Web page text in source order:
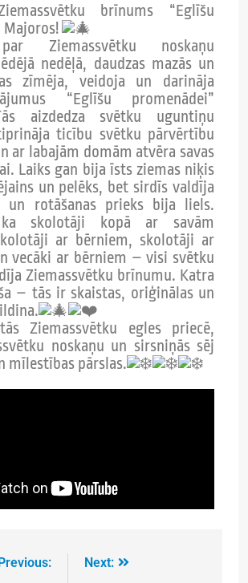
brīnums “Eglīšu
Majoros!
Ziemassvētku noskaņu
nedēļā, daudzas mazās un
zīmēja, veidoja un darināja
“Eglīšu promenādei”
aizdedza svētku uguntiņu
ticību svētku pārvērtību
ar labajām domām atvēra savas
Laiks gan bija īsts ziemas niķis
un pelēks, bet sirdīs valdīja
un rotāšanas prieks bija liels.
skolotāji kopā ar savām
ar bērniem, skolotāji ar
vecāki ar bērniem – visi svētku
Ziemassvētku brīnumu. Katra
– tās ir skaistas, oriģinālas un
Ziemassvētku egles priecē,
noskaņu un sirsniņās sēj
mīlestības pārslas.
Next: